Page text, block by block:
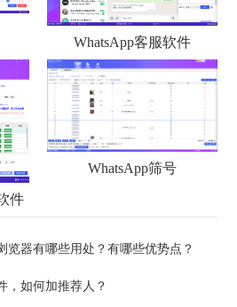
WhatsApp客服软件
件
WhatsApp筛号
览器有哪些用处？有哪些优势点？
，如何加推荐人？